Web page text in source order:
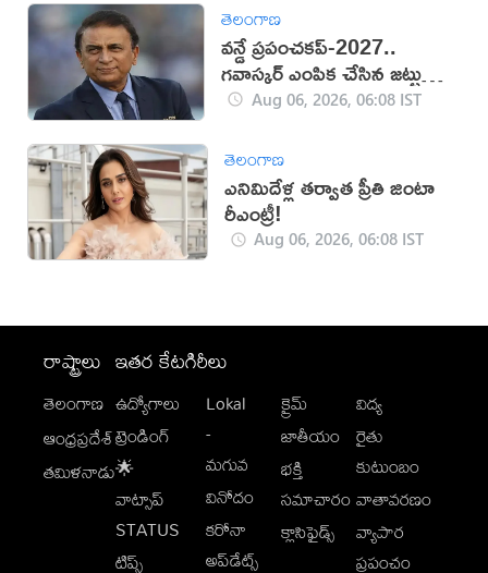
తెలంగాణ
వన్డే ప్రపంచకప్‌-2027..
గవాస్కర్ ఎంపిక చేసిన జట్టు
ఇదే!Aug 06, 2026, 06:08 IST
తెలంగాణ
ఎనిమిదేళ్ల తర్వాత ప్రీతి జింటా
రీఎంట్రీ!
Aug 06, 2026, 06:08 IST
రాష్ట్రాలు
తెలంగాణ
ఆంధ్రప్రదేశ్
తమిళనాడు
ఇతర కేటగిరీలు
ఉద్యోగాలు
ట్రెండింగ్
🌟
వాట్సాప్
STATUS
టిప్స్
Lokal
-
మగువ
వినోదం
కరోనా
అప్‌డేట్స్
క్రైమ్
జాతీయం
భక్తి
సమాచారం
క్లాసిఫైడ్స్
విద్య
రైతు
కుటుంబం
వాతావరణం
వ్యాపార
ప్రపంచం